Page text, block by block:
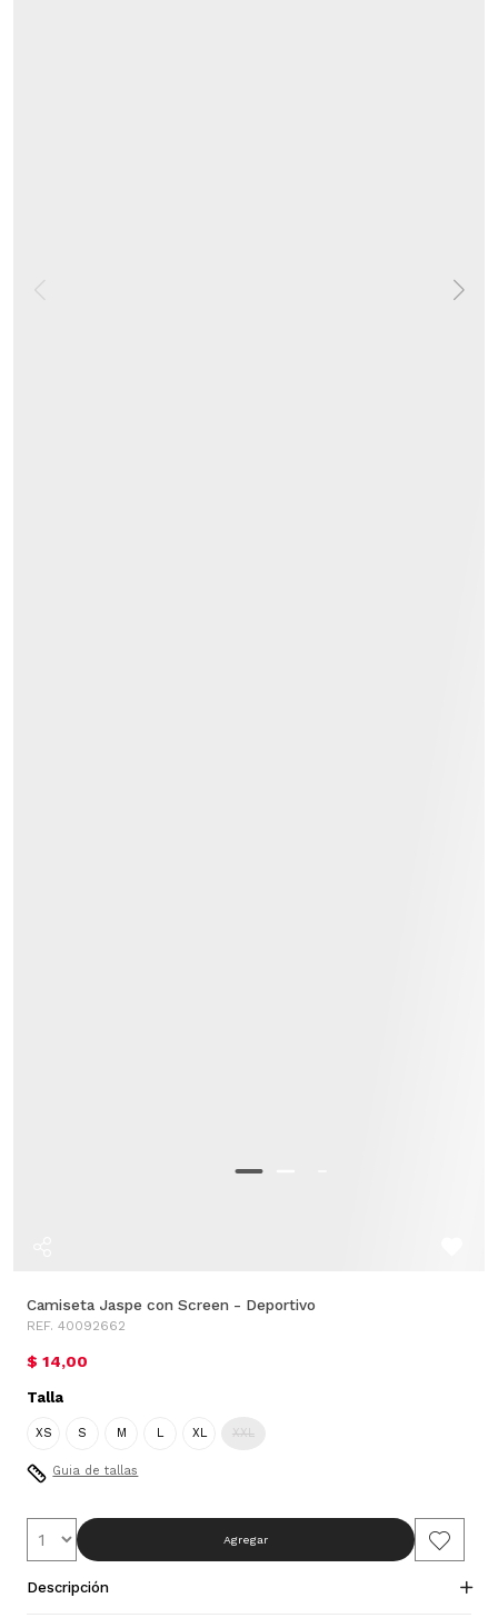
Camiseta Jaspe con Screen - Deportivo
REF. 40092662
$ 14,00
Talla
XS S M L XL XXL
Guia de tallas
Agregar
Descripción